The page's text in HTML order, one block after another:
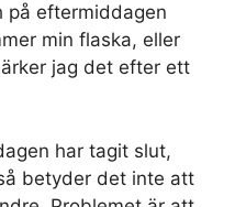
på eftermiddagen
min flaska, eller
jag det efter ett
har tagit slut,
betyder det inte att